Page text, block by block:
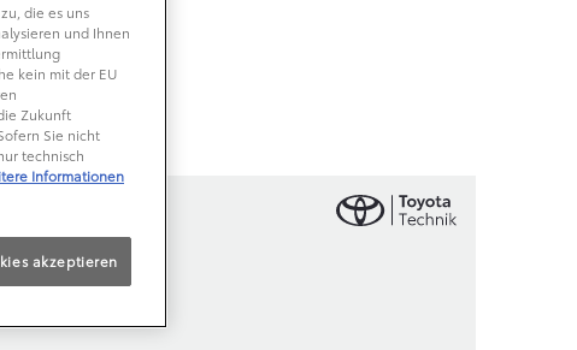
die es uns
und Ihnen
kein mit der EU
Zukunft
Sie nicht
technisch
Informationen
akzeptieren